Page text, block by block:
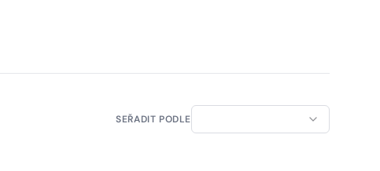
SEŘADIT PODLE